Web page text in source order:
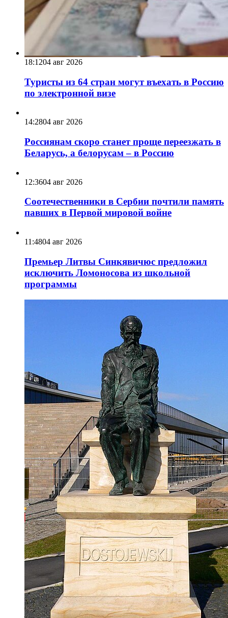
18:1204 авг 2026
Туристы из 64 стран могут въехать в Россию
по электронной визе
14:2804 авг 2026
Россиянам скоро станет проще переезжать в
Беларусь, а белорусам – в Россию
12:3604 авг 2026
Соотечественники в Сербии почтили память
павших в Первой мировой войне
11:4804 авг 2026
Премьер Литвы Синкявичюс предложил
исключить Ломоносова из школьной
программы